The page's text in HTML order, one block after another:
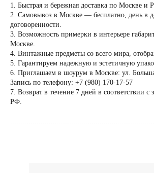
1. Быстрая и бережная доставка по Москве и
2. Самовывоз в Москве — бесплатно, день в
договоренности.
3. Возможность примерки в интерьере
Москве.
4. Винтажные предметы со всего мира,
5. Гарантируем надежную и эстетичную
6. Приглашаем в шоурум в Москве: ул.
Запись по телефону: +7 (980) 170-17-57
7. Возврат в течение 7 дней в соответствии с
РФ.
по предварительной